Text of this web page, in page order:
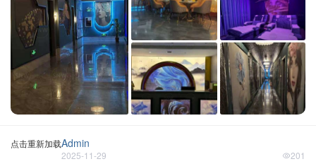
点击重新加载Admin
2025-11-29 201